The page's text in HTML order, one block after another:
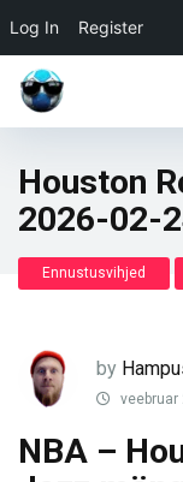
Log In Register
Houston
2026-02-
Ennustusvihjed
by
veebruar
NBA –